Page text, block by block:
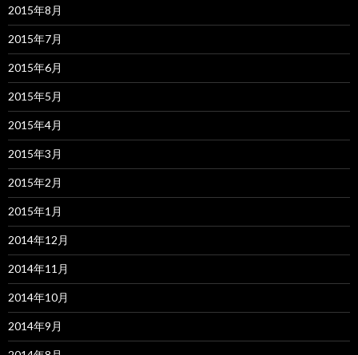
2015年8月
2015年7月
2015年6月
2015年5月
2015年4月
2015年3月
2015年2月
2015年1月
2014年12月
2014年11月
2014年10月
2014年9月